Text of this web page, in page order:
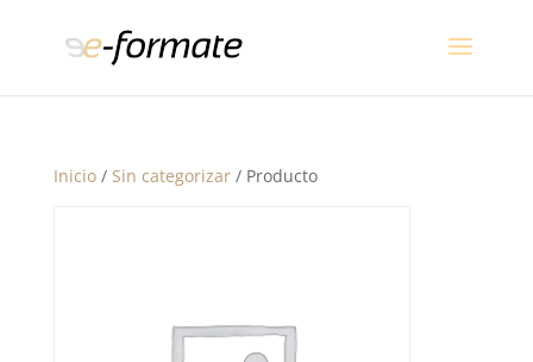
Inicio/ Sin categorizar/ Producto